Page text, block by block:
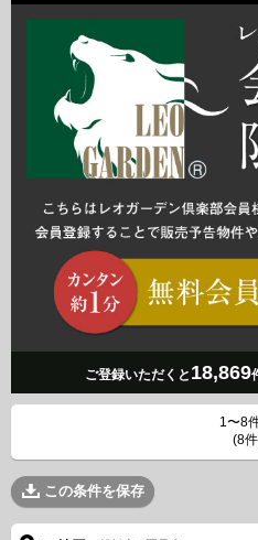
ご登録いただくと 18,869
1〜8
(8
この条件を保存